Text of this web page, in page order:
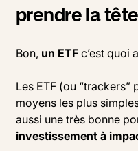
prendre la tête
Bon, un ETF c’est quoi
Les ETF (ou “trackers”
moyens les plus
aussi une très bonne
investissement à